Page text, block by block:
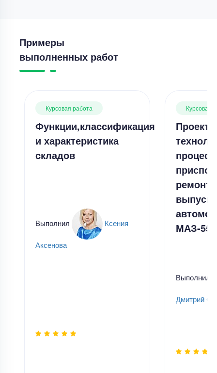
Примеры
выполненных работ
Курсовая работа
Функции,классификация
и характеристика
складов
Выполнил Ксения
Аксенова
Курсовая
МАЗ-
Выполнил
Дмитрий